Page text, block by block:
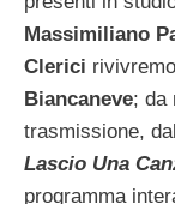
Massimiliano
Clerici
Biancaneve; da
trasmissione,
Lascio Una
programma